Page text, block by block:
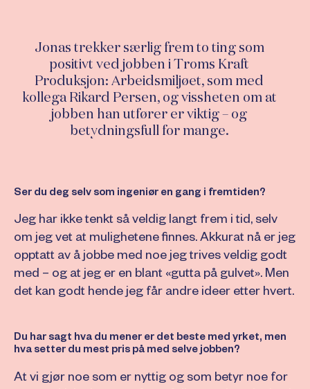
Jonas trekker særlig frem to ting som
positivt ved jobben i Troms Kraft
Produksjon: Arbeidsmiljøet, som med
kollega Rikard Persen, og vissheten om at
jobben han utfører er viktig – og
betydningsfull for mange.
Ser du deg selv som ingeniør en gang i fremtiden?
Jeg har ikke tenkt så veldig langt frem i tid, selv
om jeg vet at mulighetene finnes. Akkurat nå er jeg
opptatt av å jobbe med noe jeg trives veldig godt
med – og at jeg er en blant «gutta på gulvet». Men
det kan godt hende jeg får andre ideer etter hvert.
Du har sagt hva du mener er det beste med yrket, men
hva setter du mest pris på med selve jobben?
At vi gjør noe som er nyttig og som betyr noe for